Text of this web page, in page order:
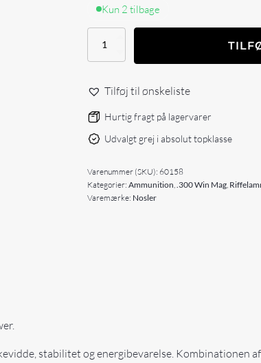
Kun 2 tilbage
Nosler
Win
210gr
Match
Ammunition
Tilføj til ønskeliste
Hurtig fragt på lagervarer
Udvalgt grej i absolut topklasse
Varenummer (SKU):60158
Kategorier:Ammunition,.300 Win Mag,
Varemærke: Nosler
stabilitet og energibevarelse. Kombinationen